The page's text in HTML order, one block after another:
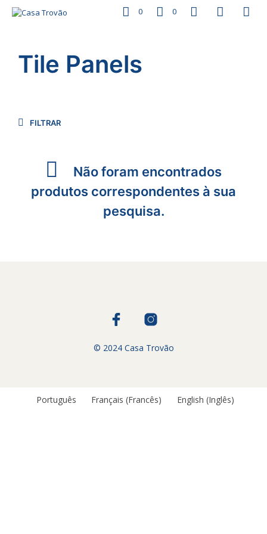
0 0
Tile Panels
FILTRAR
Não foram encontrados
produtos correspondentes à sua
pesquisa.
© 2024 Casa Trovão
Português Français (Francês) English (Inglês)